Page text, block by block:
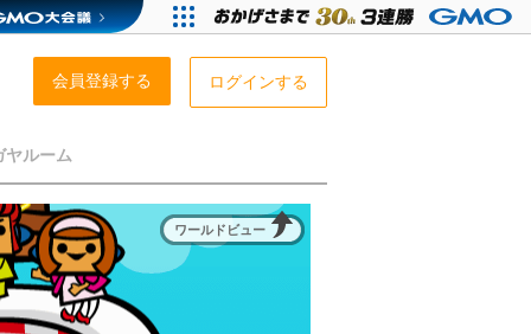
会員登録する ログインする
ヤルーム
ワールドビュー